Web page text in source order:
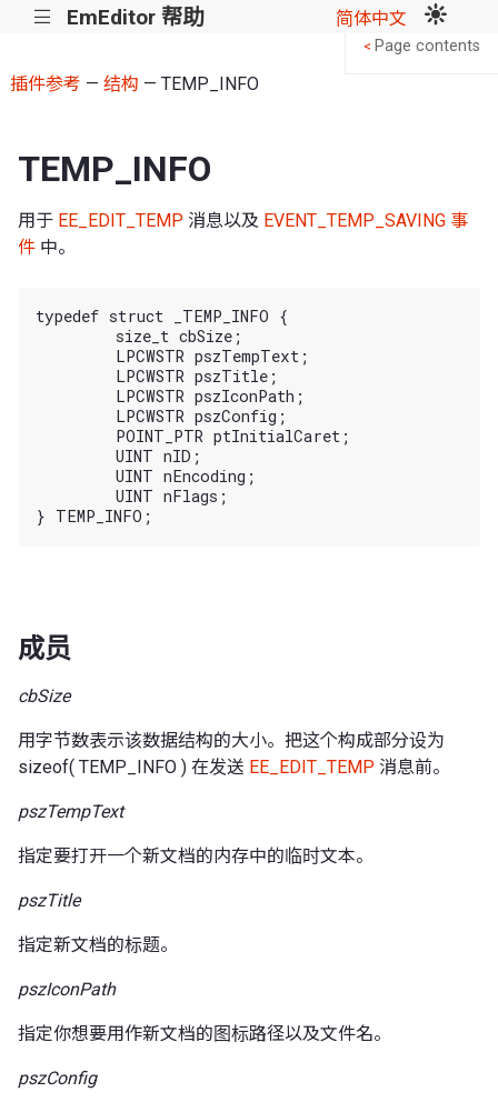
||| EmEditor 帮助 简体中文
插件参考 — 结构 — TEMP_INFO
TEMP_INFO
用于 EE_EDIT_TEMP 消息以及 EVENT_TEMP_SAVING 事
件 中。
typedef struct _TEMP_INFO {
成员
cbSize
用字节数表示该数据结构的大小。把这个构成部分设为
sizeof( TEMP_INFO ) 在发送 EE_EDIT_TEMP 消息前。
pszTempText
指定要打开一个新文档的内存中的临时文本。
pszTitle
指定新文档的标题。
pszIconPath
指定你想要用作新文档的图标路径以及文件名。
pszConfig
< Page contents